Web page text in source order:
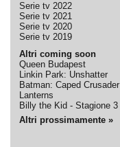
Serie tv 2022
Serie tv 2021
Serie tv 2020
Serie tv 2019
Altri coming soon
Queen Budapest
Linkin Park: Unshatter
Batman: Caped
Lanterns
Billy the Kid - Stagione 3
Altri prossimamente »